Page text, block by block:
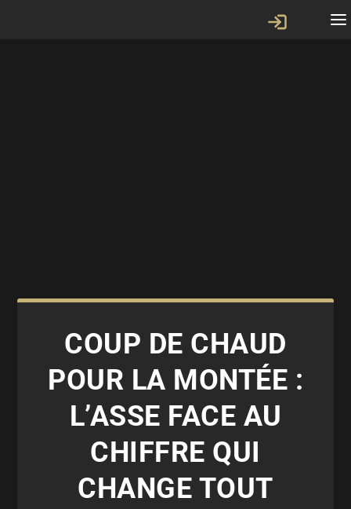
COUP DE CHAUD
POUR LA MONTÉE :
L’ASSE FACE AU
CHIFFRE QUI
CHANGE TOUT